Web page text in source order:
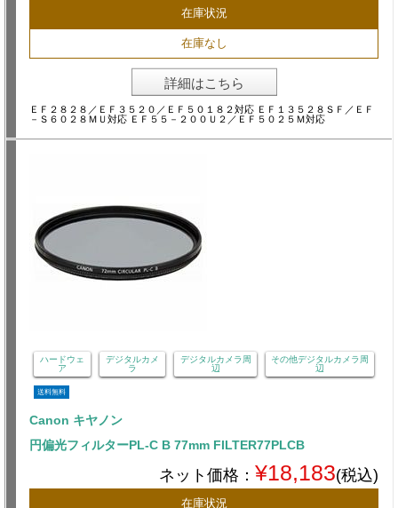
在庫状況
在庫なし
詳細はこちら
ＥＦ２８２８／ＥＦ３５２０／ＥＦ５０１８２対応 ＥＦ１３５２８ＳＦ／ＥＦ
－Ｓ６０２８ＭＵ対応 ＥＦ５５－２００Ｕ２／ＥＦ５０２５Ｍ対応
ハードウェ
ア
デジタルカメ
ラ
デジタルカメラ周
辺
その他デジタルカメラ周
辺
送料無料
Canon キヤノン
円偏光フィルターPL-C B 77mm FILTER77PLCB
ネット価格： ¥18,183(税込)
在庫状況